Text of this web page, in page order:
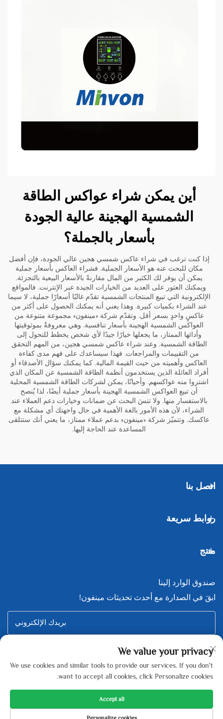
أين يمكن شراء عواكس الطاقة
الشمسية الهجينة عالية الجودة
بأسعار بالجملة؟
إذا كنت ترغب في شراء عاكس شمسي هجين عالي الجودة، فإن أفضل
مكان للبحث عنه هو الأسعار الجملية. فشراء العاكس بأسعار جملية
يمكن أن يوفر لك الكثير من المال مقارنةً بالأسعار البيعية بالتجزئة.
ويمكنك العثور على العديد من الخيارات الجيدة عبر الإنترنت. فالمواقع
الإلكترونية التي تبيع المنتجات الشمسية تقدّم غالبًا أسعارًا جملية، لا سيما
عند الشراء بكميات كبيرة. وهذا يعني أنه يمكنك الحصول على أكثر من
عاكسٍ واحدٍ بسعر أقل. وتقدّم شركة «مينفون» مجموعة متنوعة من
العواكس الشمسية الهجينة بأسعار تنافسية. وهي معروفةٌ بموثوقيتها
وأدائها الممتاز، ما يجعلها خيارًا جيدًا لأي شخص يخطط للتحول إلى
الطاقة الشمسية. وعند شراء عاكس شمسي هجين، من المهم التحقق
من التقييمات والمراجعات. فهذا سيساعدك على فهم مدى كفاءة
العاكس وأهميته من حيث القيمة المالية. كما يمكنك سؤال الأصدقاء أو
أفراد العائلة الذين يستخدمون أنظمة الطاقة الشمسية عن المكان الذي
اشتروا منه عواكسهم. وأحيانًا، يمكن لشركات الطاقة الشمسية المحلية
أن تبيع العواكس الشمسية الهجينة بأسعار جملية أيضًا، لذا يُنصح
بالاستفسار منها. ولا تنسَ البحث عن ضمانات وخيارات دعم العملاء عند
الشراء، لأن هذه الأمور بالغة الأهمية في حال واجهتك أي مشكلة مع
عاكسك. وتتميّز شركة «مينفون» بدعم عملاء ممتاز، ما يعني أنك ستتلقى
المساعدة عند الحاجة إليها.
اتصل بنا
روابط سريعة
منتج
صندوق الوارد إلينا
ابقَ في الصدارة مع أحدث تحديثات مينفون!
بريدك الإلكتروني
Subscribe
Copyright © Zhejiang Minfeng New Energy Technology Co., Ltd All
We value your privacy
We use cookies and similar tools to provide our services. If you don't
want to accept all cookies, click Personalize cookies.
Accept all